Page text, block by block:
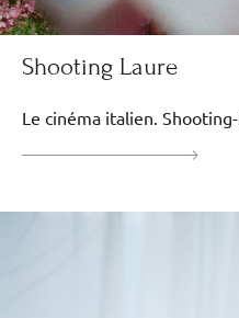
Shooting Laure
Le cinéma italien.